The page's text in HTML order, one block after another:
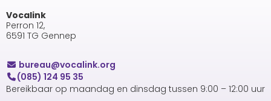
Vocalink
Perron 12,
6591 TG Gennep
uaerub@vocalink.org
(085) 124 95 35
Bereikbaar op maandag en dinsdag tussen 9:00 – 12:00 uur